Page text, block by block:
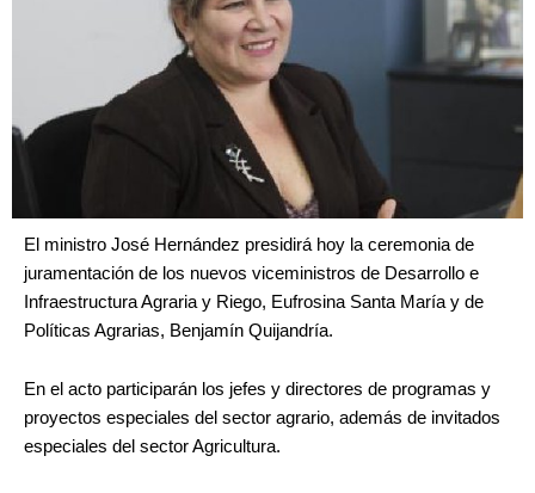
El ministro José Hernández presidirá hoy la ceremonia de
juramentación de los nuevos viceministros de Desarrollo e
Infraestructura Agraria y Riego, Eufrosina Santa María y de
Políticas Agrarias, Benjamín Quijandría.
En el acto participarán los jefes y directores de programas y
proyectos especiales del sector agrario, además de invitados
especiales del sector Agricultura.